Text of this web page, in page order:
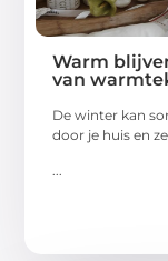
Warm
van
De winter kan
door je huis en
...